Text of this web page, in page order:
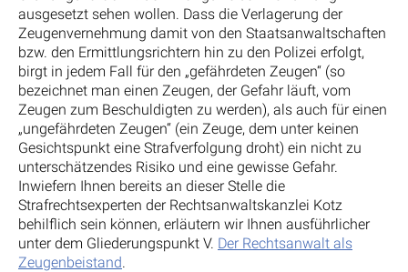
ausgesetzt sehen wollen. Dass die Verlagerung der
Zeugenvernehmung damit von den Staatsanwaltschaften
bzw. den Ermittlungsrichtern hin zu den Polizei erfolgt,
birgt in jedem Fall für den „gefährdeten Zeugen“ (so
bezeichnet man einen Zeugen, der Gefahr läuft, vom
Zeugen zum Beschuldigten zu werden), als auch für einen
„ungefährdeten Zeugen“ (ein Zeuge, dem unter keinen
Gesichtspunkt eine Strafverfolgung droht) ein nicht zu
unterschätzendes Risiko und eine gewisse Gefahr.
Inwiefern Ihnen bereits an dieser Stelle die
Strafrechtsexperten der Rechtsanwaltskanzlei Kotz
behilflich sein können, erläutern wir Ihnen ausführlicher
unter dem Gliederungspunkt V. Der Rechtsanwalt als
Zeugenbeistand.